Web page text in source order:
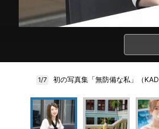
1/7 初の写真集「無防備な私」（